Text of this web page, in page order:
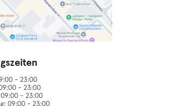
- 23:00
- 23:00
- 23:00
09:00 - 23:00